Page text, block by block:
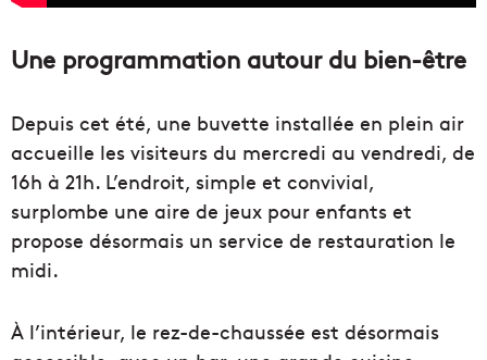
Une programmation autour du bien-être
Depuis cet été, une buvette installée en plein air
accueille les visiteurs du mercredi au vendredi, de
16h à 21h. L’endroit, simple et convivial,
surplombe une aire de jeux pour enfants et
propose désormais un service de restauration le
midi.
À l’intérieur, le rez-de-chaussée est désormais